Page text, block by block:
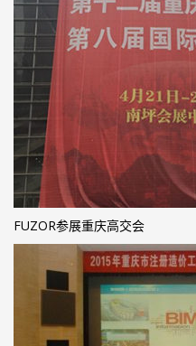
FUZOR参展重庆高交会